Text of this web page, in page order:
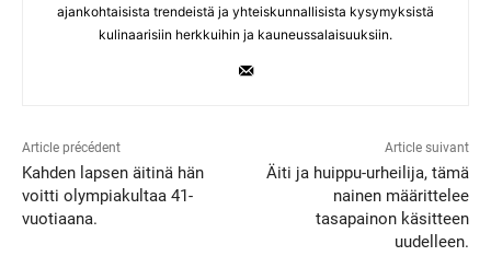
ajankohtaisista trendeistä ja yhteiskunnallisista kysymyksistä
kulinaarisiin herkkuihin ja kauneussalaisuuksiin.
Article précédent
Kahden lapsen äitinä hän
voitti olympiakultaa 41-
vuotiaana.
Article suivant
Äiti ja huippu-urheilija, tämä
nainen määrittelee
tasapainon käsitteen
uudelleen.